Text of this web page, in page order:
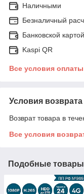
Наличными
Безналичный
Банковской картой
Kaspi QR
Все условия оплаты
Условия возврата
Возврат товара в
Все условия
Подобные